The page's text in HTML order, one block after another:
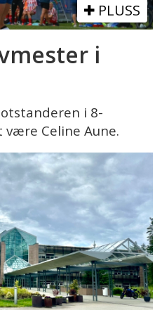
PLUSS
i
i 8-
være Celine Aune.